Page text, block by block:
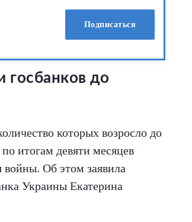
Подписаться
госбанков до
которых возросло до
итогам девяти месяцев
войны. Об этом заявила
Украины Екатерина